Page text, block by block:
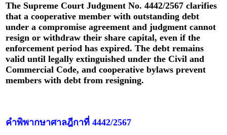
The Supreme Court Judgment No. 4442/2567 clarifies
that a cooperative member with outstanding debt
under a compromise agreement and judgment cannot
resign or withdraw their share capital, even if the
enforcement period has expired. The debt remains
valid until legally extinguished under the Civil and
Commercial Code, and cooperative bylaws prevent
members with debt from resigning.
คำพิพากษาศาลฎีกาที่ 4442/2567